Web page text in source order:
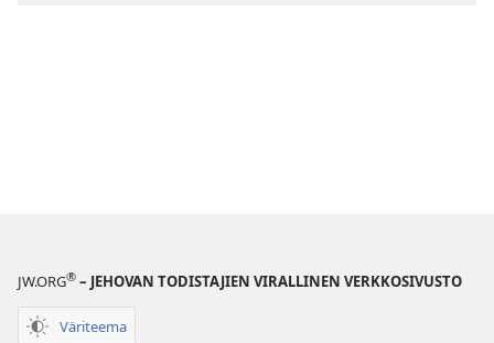
JW.ORG® – JEHOVAN TODISTAJIEN VIRALLINEN VERKKOSIVUSTO
Väriteema